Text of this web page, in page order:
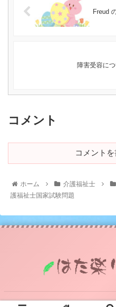
Freud
障害受容に
コメント
コメント
ホーム 介護福祉士
護福祉士国家試験問題